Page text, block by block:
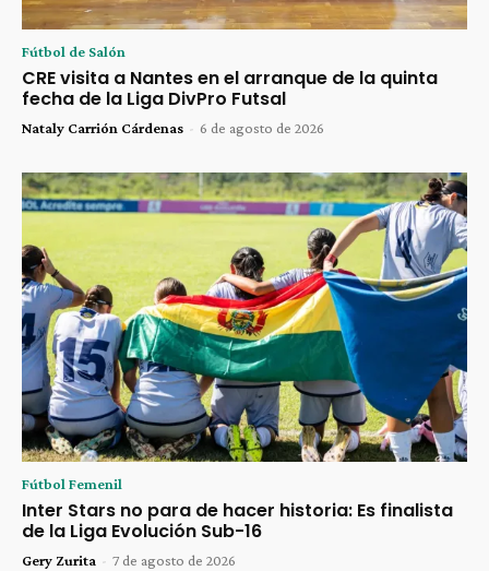
Fútbol de Salón
CRE visita a Nantes en el arranque de la quinta
fecha de la Liga DivPro Futsal
Nataly Carrión Cárdenas - 6 de agosto de 2026
Fútbol Femenil
Inter Stars no para de hacer historia: Es finalista
de la Liga Evolución Sub-16
Gery Zurita - 7 de agosto de 2026